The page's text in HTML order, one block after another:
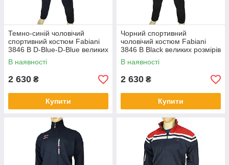
Темно-синій чоловічий
спортивний костюм Fabiani
3846 B D-Blue-D-Blue великих
розмірів
В наявності
2 630 ₴
Купити
Чорний спортивний
чоловічий костюм Fabiani
3846 B Black великих розмірів
В наявності
2 630 ₴
Купити